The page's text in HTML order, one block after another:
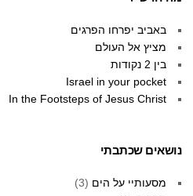
באביב יפרחו הפרגים
מציץ אל העולם
בין 2 נקודות
Israel in your pocket
In the Footsteps of Jesus Christ
נושאים שכתבתי
מסעותיי על הים (3)